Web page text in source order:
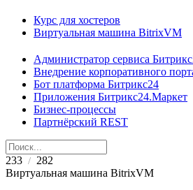
Курс для хостеров
Виртуальная машина BitrixVM
Администратор сервиса
Внедрение корпоративного
Бот платформа Битрикс24
Приложения Битрикс24.Маркет
Бизнес-процессы
Партнёрский REST
233 / 282
Виртуальная машина BitrixVM